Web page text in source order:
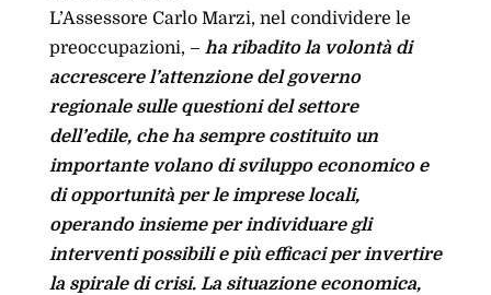
L’Assessore Carlo Marzi, nel condividere le
preoccupazioni, – ha ribadito la volontà di
accrescere l’attenzione del governo
regionale sulle questioni del settore
dell’edile, che ha sempre costituito un
importante volano di sviluppo economico e
di opportunità per le imprese locali,
operando insieme per individuare gli
interventi possibili e più efficaci per invertire
la spirale di crisi. La situazione economica,